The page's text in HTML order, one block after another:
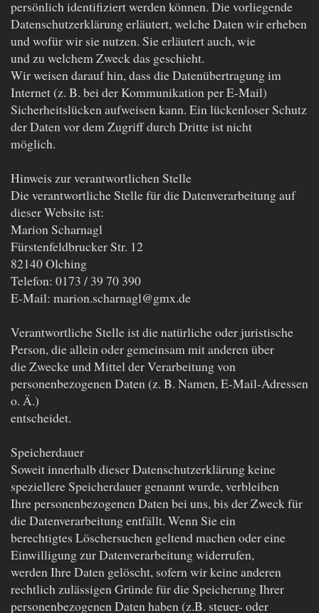
persönlich identifiziert werden können. Die vorliegende
Datenschutzerklärung erläutert, welche Daten wir erheben
und wofür wir sie nutzen. Sie erläutert auch, wie
und zu welchem Zweck das geschieht.
Wir weisen darauf hin, dass die Datenübertragung im
Internet (z. B. bei der Kommunikation per E-Mail)
Sicherheitslücken aufweisen kann. Ein lückenloser Schutz
der Daten vor dem Zugriff durch Dritte ist nicht
möglich.
Hinweis zur verantwortlichen Stelle
Die verantwortliche Stelle für die Datenverarbeitung auf
dieser Website ist:
Marion Scharnagl
Fürstenfeldbrucker Str. 12
82140 Olching
Telefon: 0173 / 39 70 390
E-Mail: marion.scharnagl@gmx.de
Verantwortliche Stelle ist die natürliche oder juristische
Person, die allein oder gemeinsam mit anderen über
die Zwecke und Mittel der Verarbeitung von
personenbezogenen Daten (z. B. Namen, E-Mail-Adressen
o. Ä.)
entscheidet.
Speicherdauer
Soweit innerhalb dieser Datenschutzerklärung keine
speziellere Speicherdauer genannt wurde, verbleiben
Ihre personenbezogenen Daten bei uns, bis der Zweck für
die Datenverarbeitung entfällt. Wenn Sie ein
berechtigtes Löschersuchen geltend machen oder eine
Einwilligung zur Datenverarbeitung widerrufen,
werden Ihre Daten gelöscht, sofern wir keine anderen
rechtlich zulässigen Gründe für die Speicherung Ihrer
personenbezogenen Daten haben (z.B. steuer- oder